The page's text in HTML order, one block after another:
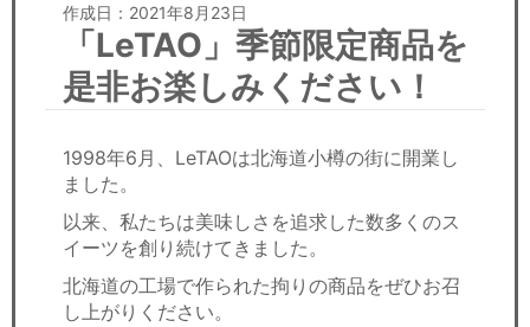
日本人にPR
コンサルティング
セミナー
経済ニュース
労務顧問
作成日：2021年8月23日
「LeTAO」季節限定商品を
是非お楽しみください！
1998年6月、LeTAOは北海道小樽の街に開業し
ました。
以来、私たちは美味しさを追求した数多くのス
イーツを創り続けてきました。
北海道の工場で作られた拘りの商品をぜひお召
し上がりください。